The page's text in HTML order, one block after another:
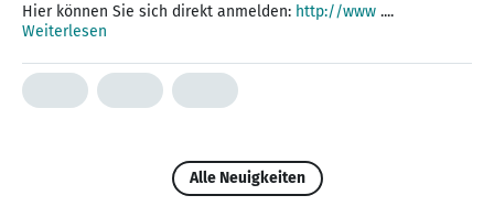
Hier können Sie sich direkt anmelden: http://www ....
Weiterlesen
Alle Neuigkeiten